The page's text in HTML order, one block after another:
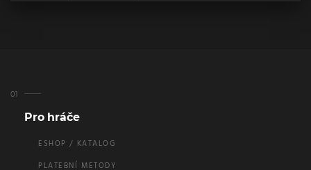
Pro hráče
ESHOP / KATALOG
PLATEBNÍ METODY